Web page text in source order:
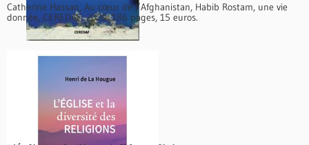
Catherine Hassan, Au cœur de l’Afghanistan, Habib Rostam, une vie
donnée, CEREDAF, 2020, 186 pages, 15 euros.